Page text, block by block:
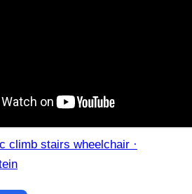
climb stairs wheelchair ·